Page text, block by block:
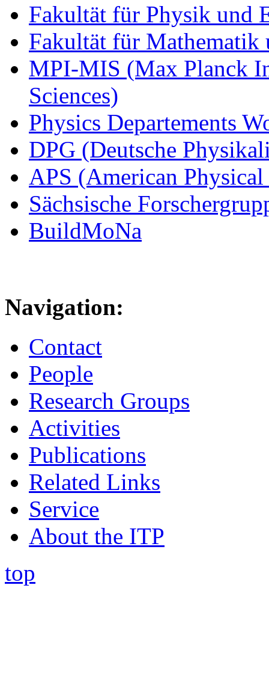
Fakultät für Physik und
Fakultät für
MPI-MIS (Max Planck
Sciences)
Physics Departements
DPG (Deutsche
APS (American
Sächsische
BuildMoNa
Navigation:
Contact
People
Research Groups
Activities
Publications
Related Links
Service
About the ITP
top